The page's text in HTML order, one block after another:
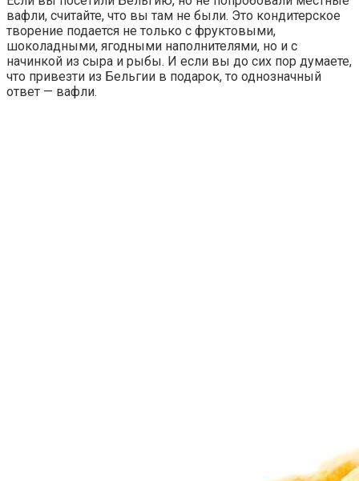
вафли, считайте, что вы там не были. Это кондитерское
творение подается не только с фруктовыми,
шоколадными, ягодными наполнителями, но и с
начинкой из сыра и рыбы. И если вы до сих пор думаете,
что привезти из Бельгии в подарок, то однозначный
ответ — вафли.